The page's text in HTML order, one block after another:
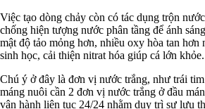
Việc tạo dòng chảy còn có tác dụng trộn
chống hiện tượng nước phân tầng để ánh
mật độ tảo mỏng hơn, nhiều oxy hòa tan hơn
sinh học, cải thiện nitrat hóa giúp cá lớn khỏe.
Chú ý ở đây là đơn vị nước trắng, như trái
máng nuôi cần 2 đơn vị nước trắng ở đầu
vận hành liên tục 24/24 nhằm duy trì sự lưu